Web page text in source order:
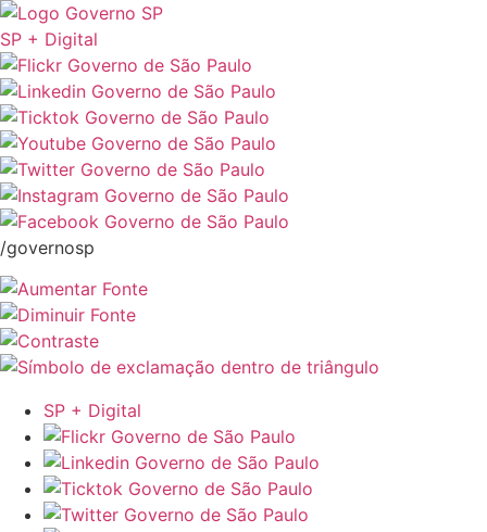
SP + Digital
/governosp
SP + Digital